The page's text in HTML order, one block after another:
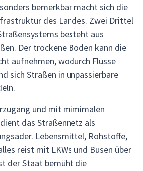
bemerkbar macht sich die
des Landes. Zwei Drittel
besteht aus
Der trockene Boden kann die
aufnehmen, wodurch Flüsse
sich Straßen in unpassierbare
und mit mimimalen
das Straßennetz als
Lebensmittel, Rohstoffe,
reist mit LKWs und Busen über
der Staat bemüht die